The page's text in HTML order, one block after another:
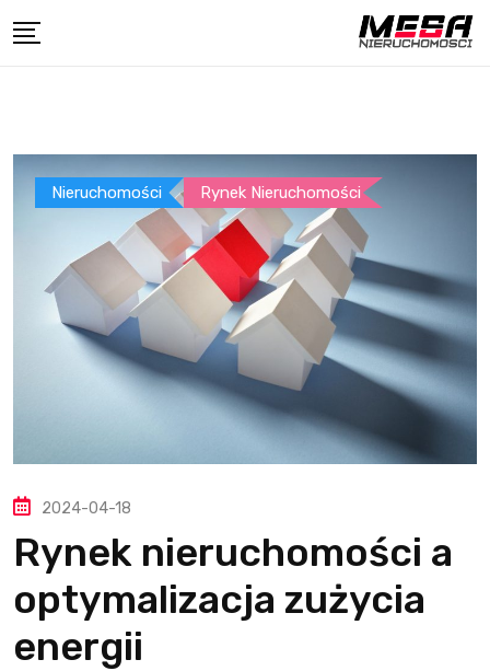
to
Nieruchomości Rynek Nieruchomości
2024-04-18
Rynek nieruchomości a
optymalizacja zużycia
energii